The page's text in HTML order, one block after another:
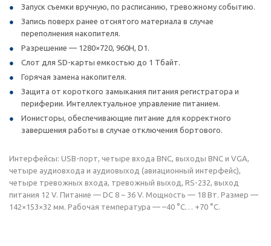
Запуск съемки вручную, по расписанию, тревожному событию.
Запись поверх ранее отснятого материала в случае
переполнения накопителя.
Разрешение — 1280×720, 960H, D1.
Слот для SD-карты емкостью до 1 Тбайт.
Горячая замена накопителя.
Защита от короткого замыкания питания регистратора и
периферии. Интеллектуальное управление питанием.
Ионисторы, обеспечивающие питание для корректного
завершения работы в случае отключения бортового.
Интерфейсы: USB-порт, четыре входа BNC, выходы BNC и VGA,
четыре аудиовхода и аудиовыход (авиационный интерфейс),
четыре тревожных входа, тревожный выход, RS-232, выход
питания 12 V. Питание — DC 8 ~ 36 V. Мощность — 18 Вт. Размер —
142×153×32 мм. Рабочая температура — –40 °C… +70 °C.